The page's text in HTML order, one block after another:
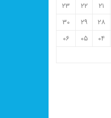
۲۱ ۲۲
۲۳
۲۸ ۲۹
۳۰
۰۴ ۰۵
۰۶